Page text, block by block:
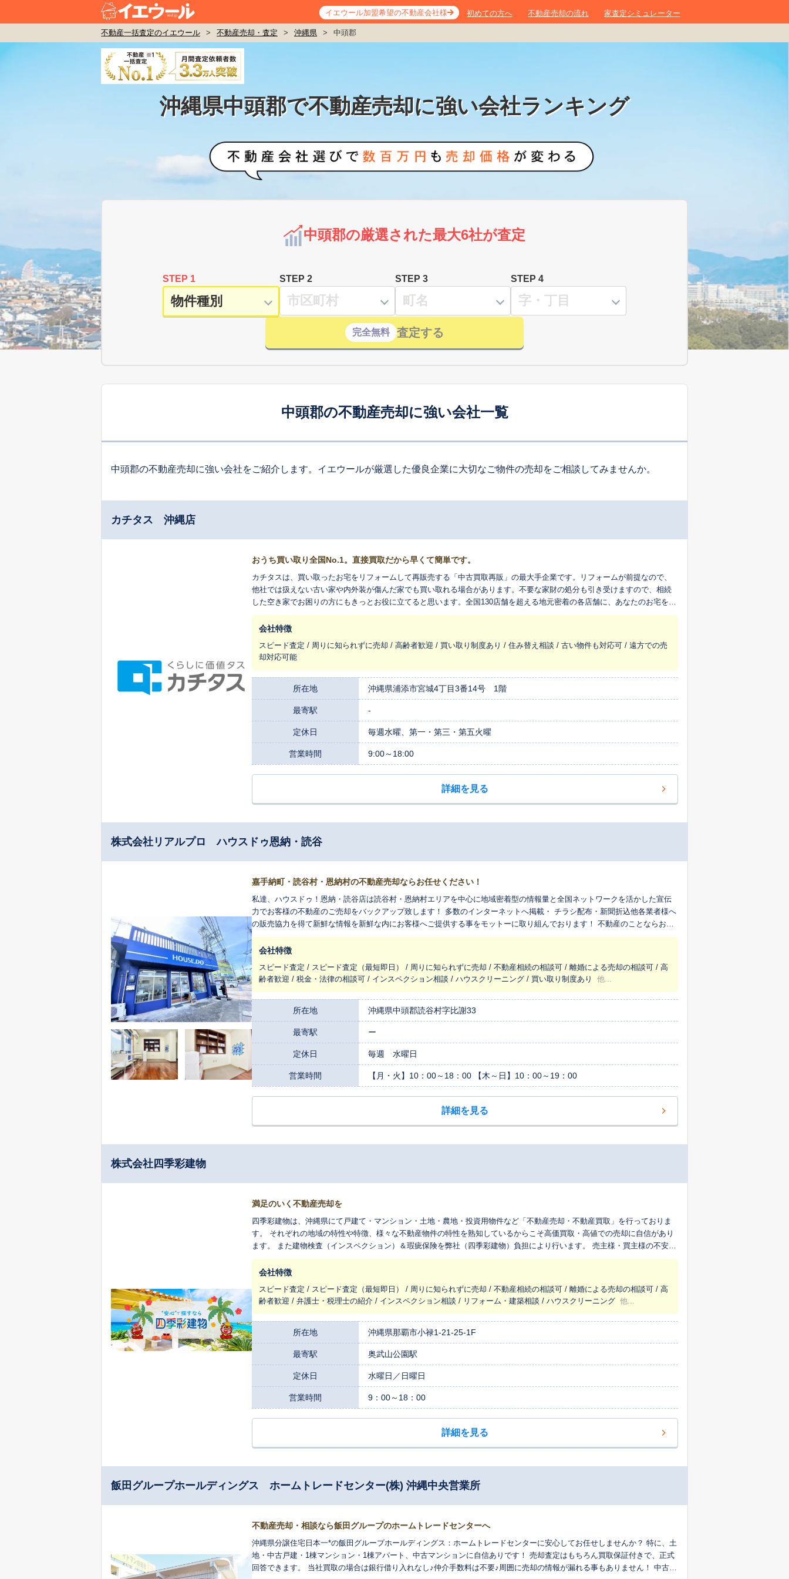
イエウール加盟希望の不動産会社様 初めての方へ 不動産売却の流れ 家査定シミュレーター
不動産一括査定のイエウール > 不動産売却・査定 > 沖縄県 > 中頭郡
沖縄県中頭郡で不動産売却に強い会社ランキング
中頭郡の厳選された最大6社が査定
STEP 1 STEP 2 STEP 3 STEP 4
完全無料 査定する
中頭郡の不動産売却に強い会社一覧
中頭郡の不動産売却に強い会社をご紹介します。イエウールが厳選した優良企業に大切なご物件の売却をご相談してみませんか。
カチタス 沖縄店
おうち買い取り全国No.1。直接買取だから早くて簡単です。
カチタスは、買い取ったお宅をリフォームして再販売する「中古買取再販」の最大手企業です。リフォームが前提なので、
他社では扱えない古い家や内外装が傷んだ家でも買い取れる場合があります。不要な家財の処分も引き受けますので、相続
した空き家でお困りの方にもきっとお役に立てると思います。全国130店舗を超える地元密着の各店舗に、あなたのお宅を生
まれ変わらせ、長く住みつなぐお手伝いをさせてください。
会社特徴
スピード査定 / 周りに知られずに売却 / 高齢者歓迎 / 買い取り制度あり / 住み替え相談 / 古い物件も対応可 / 遠方での売
却対応可能
所在地 沖縄県浦添市宮城4丁目3番14号 1階
最寄駅 -
定休日 毎週水曜、第一・第三・第五火曜
営業時間 9:00～18:00
詳細を見る
株式会社リアルプロ ハウスドゥ恩納・読谷
嘉手納町・読谷村・恩納村の不動産売却ならお任せください！
私達、ハウスドゥ！恩納・読谷店は読谷村・恩納村エリアを中心に地域密着型の情報量と全国ネットワークを活かした宣伝
力でお客様の不動産のご売却をバックアップ致します！ 多数のインターネットへ掲載・ チラシ配布・新聞折込他各業者様へ
の販売協力を得て新鮮な情報を新鮮な内にお客様へご提供する事をモットーに取り組んでおります！ 不動産のことならお気
軽にお問合せ下さいませ！
会社特徴
スピード査定 / スピード査定（最短即日） / 周りに知られずに売却 / 不動産相続の相談可 / 離婚による売却の相談可 / 高
齢者歓迎 / 税金・法律の相談可 / インスペクション相談 / ハウスクリーニング / 買い取り制度あり
他...
所在地 沖縄県中頭郡読谷村字比謝33
最寄駅 ー
定休日 毎週 水曜日
営業時間 【月・火】10：00～18：00 【木～日】10：00～19：00
詳細を見る
株式会社四季彩建物
満足のいく不動産売却を
四季彩建物は、沖縄県にて戸建て・マンション・土地・農地・投資用物件など「不動産売却・不動産買取」を行っておりま
す。 それぞれの地域の特性や特徴、様々な不動産物件の特性を熟知しているからこそ高価買取・高値での売却に自信があり
ます。 また建物検査（インスペクション）＆瑕疵保険を弊社（四季彩建物）負担により行います。 売主様・買主様の不安を
解消することにより、迅速かつ最大評価での売却が可能となります。
会社特徴
スピード査定 / スピード査定（最短即日） / 周りに知られずに売却 / 不動産相続の相談可 / 離婚による売却の相談可 / 高
齢者歓迎 / 弁護士・税理士の紹介 / インスペクション相談 / リフォーム・建築相談 / ハウスクリーニング 他...
所在地 沖縄県那覇市小禄1-21-25-1F
最寄駅 奥武山公園駅
定休日 水曜日／日曜日
営業時間 9：00～18：00
詳細を見る
飯田グループホールディングス ホームトレードセンター(株) 沖縄中央営業所
不動産売却・相談なら飯田グループのホームトレードセンターへ
沖縄県分譲住宅日本一*の飯田グループホールディングス：ホームトレードセンターに安心してお任せしませんか？ 特に、土
地・中古戸建・1棟マンション・1棟アパート、中古マンションに自信ありです！ 売却査定はもちろん買取保証付きで、正式
回答できます。 当社買取の場合は銀行借り入れなし♪仲介手数料は不要♪周囲に売却の情報が漏れる事もありません！ 中古リ